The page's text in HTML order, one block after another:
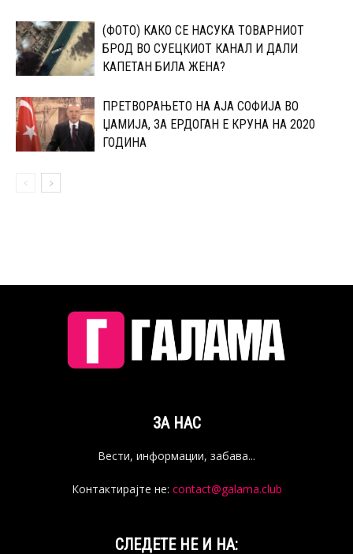
(ФОТО) КАКО СЕ НАСУКА ТОВАРНИОТ
БРОД ВО СУЕЦКИОТ КАНАЛ И ДАЛИ
КАПЕТАН БИЛА ЖЕНА?
ПРЕТВОРАЊЕТО НА АЈА СОФИЈА ВО
ЏАМИЈА, ЗА ЕРДОГАН Е КРУНА НА 2020
ГОДИНА
ЗА НАС
Вести, информации, забава...
Контактирајте не: contact@galama.club
СЛЕДЕТЕ НЕ И НА: